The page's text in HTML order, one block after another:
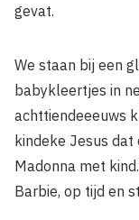
gevat.
We staan bij een
babykleertjes in
achttiendeeeuws
kindeke Jesus dat
Madonna met
Barbie, op tijd en